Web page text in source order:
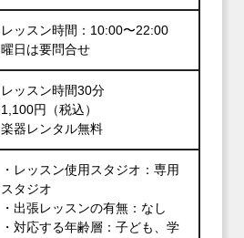
レッスン時間：10:00〜22:00
曜日は要問合せ
レッスン時間30分
1,100円（税込）
楽器レンタル無料
・レッスン使用スタジオ：専用
スタジオ
・出張レッスンの有無：なし
・対応する年齢層：子ども、学